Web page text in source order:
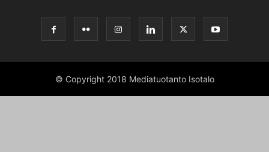
© Copyright 2018 Mediatuotanto Isotalo